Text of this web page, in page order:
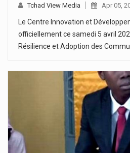
Tchad View Media Apr 05,
Le Centre Innovation et
officiellement ce samedi 5 avril
Résilience et Adoption des